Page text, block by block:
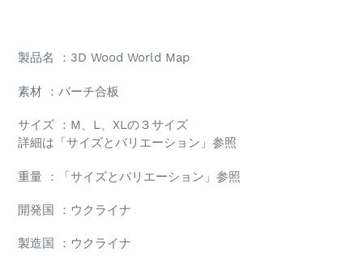
製品名 ：3D Wood World Map
素材 ：バーチ合板
サイズ ：M、L、XLの３サイズ
詳細は「サイズとバリエーション」参照
重量 ：「サイズとバリエーション」参照
開発国 ：ウクライナ
製造国 ：ウクライナ